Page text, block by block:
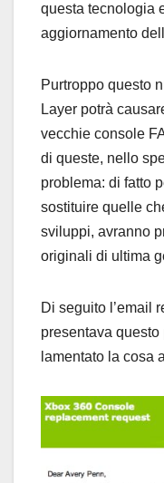
questa tecnologia
aggiornamento
Purtroppo questo
Layer potrà
vecchie console
di queste, nello
problema: di fatto
sostituire quelle
sviluppi, avranno
originali di ultima
Di seguito l’email
presentava
lamentato la cosa